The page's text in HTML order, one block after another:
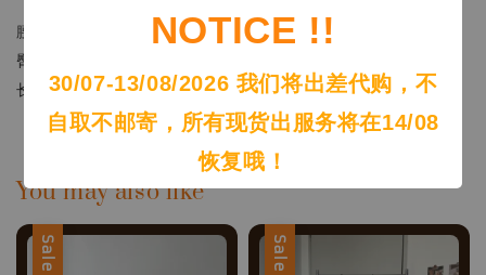
NOTICE !!
30/07-13/08/2026 我们将出差代购，不
自取不邮寄，所有现货出服务将在14/08
恢复哦！
腰围Waist：60-100cm
臀围Hip：100-126cm
长度Length：35cm
You may also like
Sale Sale